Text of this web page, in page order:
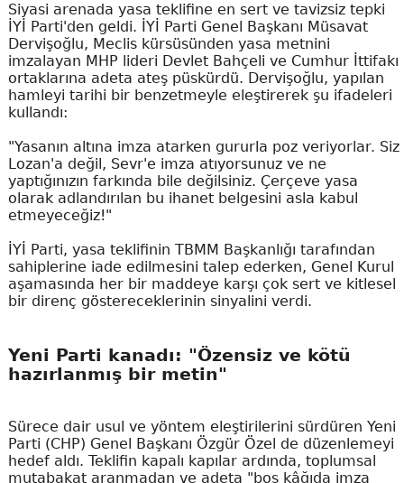
Siyasi arenada yasa teklifine en sert ve tavizsiz tepki
İYİ Parti'den geldi. İYİ Parti Genel Başkanı Müsavat
Dervişoğlu, Meclis kürsüsünden yasa metnini
imzalayan MHP lideri Devlet Bahçeli ve Cumhur İttifakı
ortaklarına adeta ateş püskürdü. Dervişoğlu, yapılan
hamleyi tarihi bir benzetmeyle eleştirerek şu ifadeleri
kullandı:
"Yasanın altına imza atarken gururla poz veriyorlar. Siz
Lozan'a değil, Sevr'e imza atıyorsunuz ve ne
yaptığınızın farkında bile değilsiniz. Çerçeve yasa
olarak adlandırılan bu ihanet belgesini asla kabul
etmeyeceğiz!"
İYİ Parti, yasa teklifinin TBMM Başkanlığı tarafından
sahiplerine iade edilmesini talep ederken, Genel Kurul
aşamasında her bir maddeye karşı çok sert ve kitlesel
bir direnç göstereceklerinin sinyalini verdi.
Yeni Parti kanadı: "Özensiz ve kötü
hazırlanmış bir metin"
Sürece dair usul ve yöntem eleştirilerini sürdüren Yeni
Parti (CHP) Genel Başkanı Özgür Özel de düzenlemeyi
hedef aldı. Teklifin kapalı kapılar ardında, toplumsal
mutabakat aranmadan ve adeta "boş kâğıda imza